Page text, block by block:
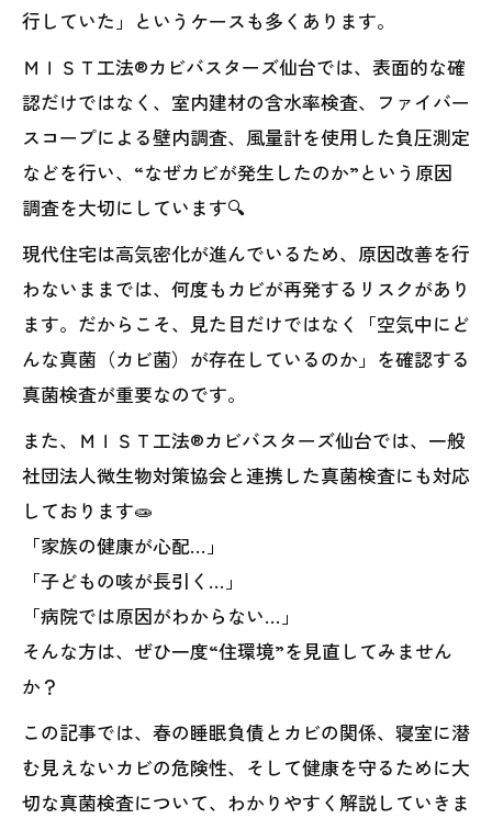
行していた」というケースも多くあります。
ＭＩＳＴ工法®カビバスターズ仙台では、表面的な確
認だけではなく、室内建材の含水率検査、ファイバー
スコープによる壁内調査、風量計を使用した負圧測定
などを行い、“なぜカビが発生したのか”という原因
調査を大切にしています🔍
現代住宅は高気密化が進んでいるため、原因改善を行
わないままでは、何度もカビが再発するリスクがあり
ます。だからこそ、見た目だけではなく「空気中にど
んな真菌（カビ菌）が存在しているのか」を確認する
真菌検査が重要なのです。
また、ＭＩＳＴ工法®カビバスターズ仙台では、一般
社団法人微生物対策協会と連携した真菌検査にも対応
しております🧫
「家族の健康が心配…」
「子どもの咳が長引く…」
「病院では原因がわからない…」
そんな方は、ぜひ一度“住環境”を見直してみません
か？
この記事では、春の睡眠負債とカビの関係、寝室に潜
む見えないカビの危険性、そして健康を守るために大
切な真菌検査について、わかりやすく解説していきま